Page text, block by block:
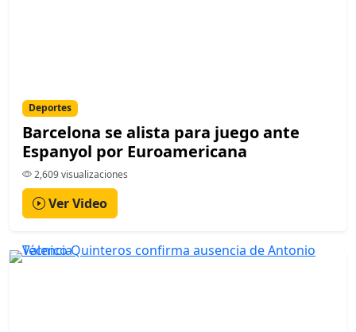
Deportes
Barcelona se alista para juego ante
Espanyol por Euroamericana
2,609 visualizaciones
Ver Video